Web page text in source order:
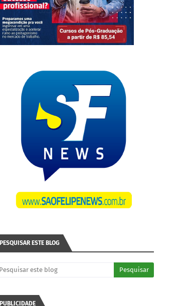
PESQUISAR ESTE BLOG
PUBLICIDADE